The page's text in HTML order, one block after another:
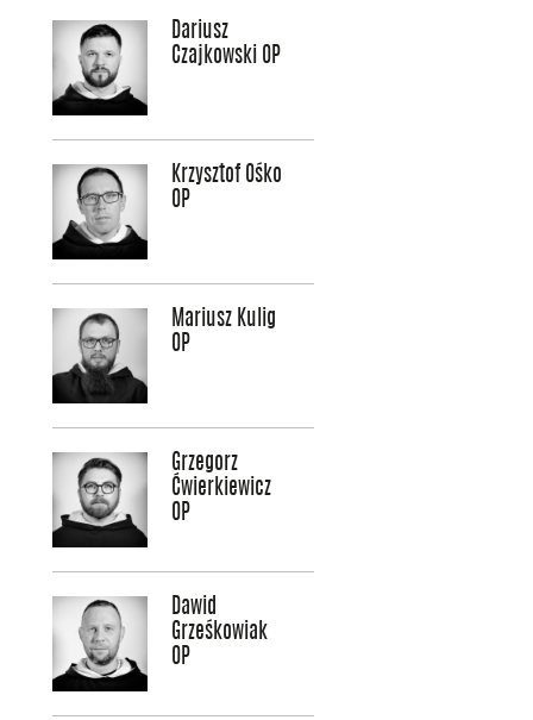
Dariusz
Czajkowski OP
Krzysztof Ośko
OP
Mariusz Kulig
OP
Grzegorz
Ćwierkiewicz
OP
Dawid
Grześkowiak
OP